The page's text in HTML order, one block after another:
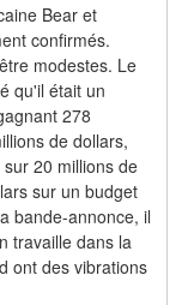
Bear et
confirmés.
modestes. Le
qu'il était un
278
de dollars,
20 millions de
sur un budget
bande-annonce, il
travaille dans la
ont des vibrations